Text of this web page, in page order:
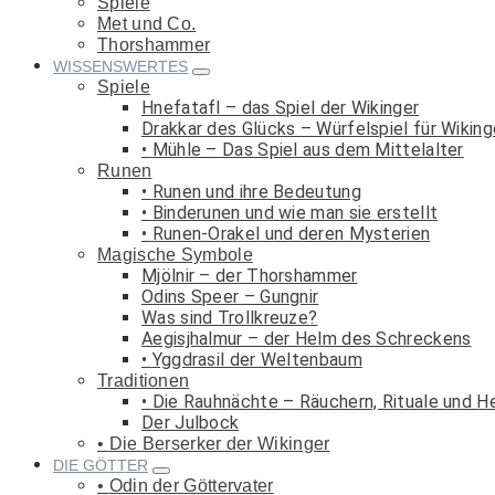
Met und Co.
Thorshammer
WISSENSWERTES
Spiele
Hnefatafl – das Spiel der Wikinger
Drakkar des Glücks – Würfelspiel für
Mühle – Das Spiel aus dem Mittelalter
Runen
Runen und ihre Bedeutung
Binderunen und wie man sie erstellt
Runen-Orakel und deren Mysterien
Magische Symbole
Mjölnir – der Thorshammer
Odins Speer – Gungnir
Was sind Trollkreuze?
Aegisjhalmur – der Helm des Schreckens
Yggdrasil der Weltenbaum
Traditionen
Die Rauhnächte – Räuchern, Rituale und
Der Julbock
Die Berserker der Wikinger
DIE GÖTTER
Odin der Göttervater